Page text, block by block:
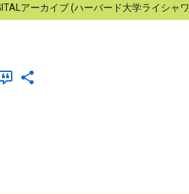
アーカイブ (ハーバード大学ライシャ